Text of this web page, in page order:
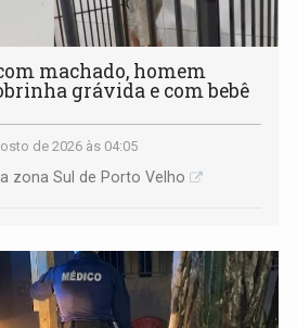
machado, homem
grávida e com bebê
de 2026 às 04:05
zona Sul de Porto Velho